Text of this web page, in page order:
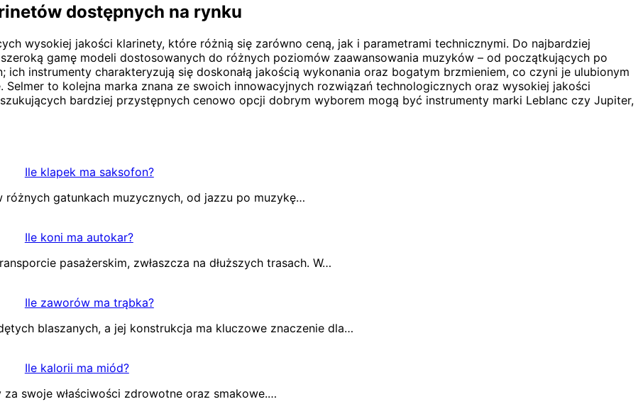
dostępnych na rynku
wysokiej jakości klarinety, które różnią się zarówno ceną, jak i parametrami technicznymi. Do najbardziej
gamę modeli dostosowanych do różnych poziomów zaawansowania muzyków – od początkujących po
ich instrumenty charakteryzują się doskonałą jakością wykonania oraz bogatym brzmieniem, co czyni je ulubionym
to kolejna marka znana ze swoich innowacyjnych rozwiązań technologicznych oraz wysokiej jakości
bardziej przystępnych cenowo opcji dobrym wyborem mogą być instrumenty marki Leblanc czy Jupiter,
Ile klapek ma saksofon?
gatunkach muzycznych, od jazzu po muzykę…
Ile koni ma autokar?
pasażerskim, zwłaszcza na dłuższych trasach. W…
Ile zaworów ma trąbka?
blaszanych, a jej konstrukcja ma kluczowe znaczenie dla…
Ile kalorii ma miód?
swoje właściwości zdrowotne oraz smakowe.…